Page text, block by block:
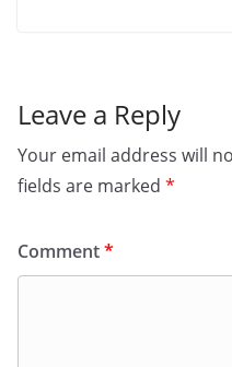
Leave a Reply
Your email address will
fields are marked *
Comment*